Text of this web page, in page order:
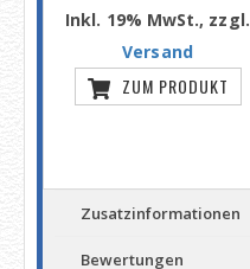
Inkl. 19% MwSt., zzgl.
Versand
ZUM PRODUKT
Zusatzinformationen
Bewertungen